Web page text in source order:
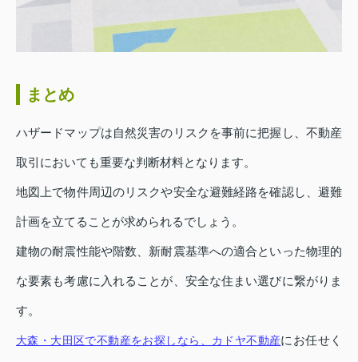
まとめ
ハザードマップは自然災害のリスクを事前に把握し、不動産
取引においても重要な判断材料となります。
地図上で物件周辺のリスクや安全な避難経路を確認し、避難
計画を立てることが求められるでしょう。
建物の耐震性能や階数、新耐震基準への適合といった物理的
な要素も考慮に入れることが、安全な住まい選びに繋がりま
す。
大森・大田区で不動産をお探しなら、カドヤ不動産にお任せく